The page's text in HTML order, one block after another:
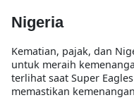
Nigeria
Kematian, pajak, dan
untuk meraih
terlihat saat Super
memastikan